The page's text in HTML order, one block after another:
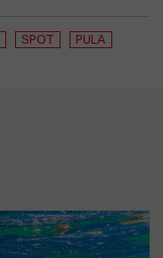
SPOT PULA